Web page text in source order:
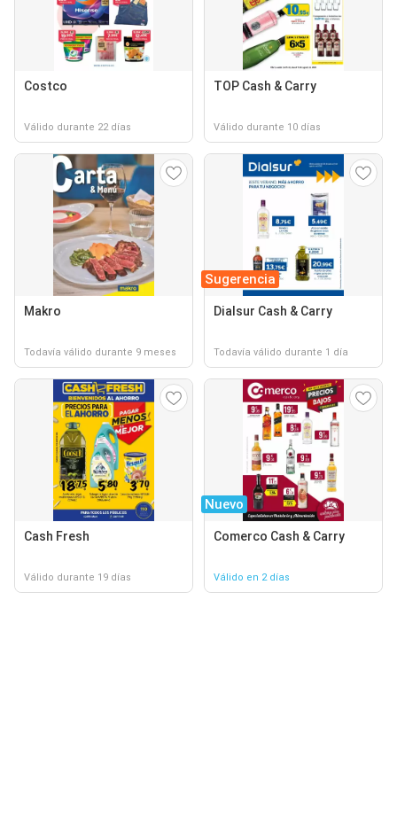
Costco
Válido durante 22 días
TOP Cash & Carry
Válido durante 10 días
Makro
Todavía válido durante 9 meses
Sugerencia
Dialsur Cash & Carry
Todavía válido durante 1 día
Cash Fresh
Válido durante 19 días
Nuevo
Comerco Cash & Carry
Válido en 2 días